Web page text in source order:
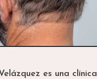
es una clínica